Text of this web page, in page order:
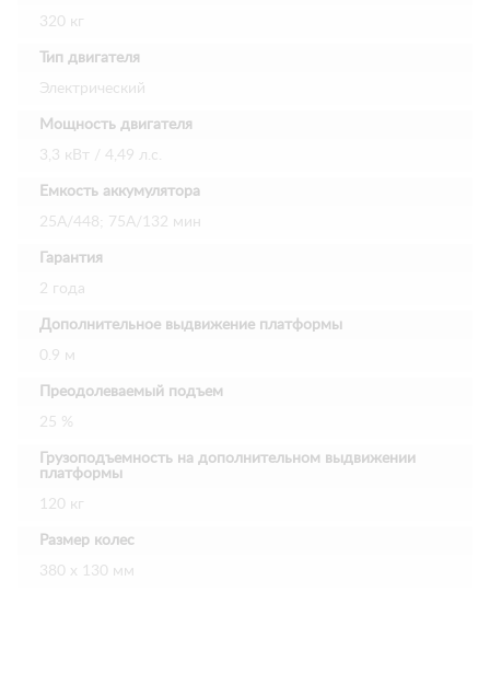
320 кг
Тип двигателя
Электрический
Мощность двигателя
3,3 кВт / 4,49 л.с.
Емкость аккумулятора
25А/448; 75А/132 мин
Гарантия
2 года
Дополнительное выдвижение платформы
0.9 м
Преодолеваемый подъем
25 %
Грузоподъемность на дополнительном выдвижении
платформы
120 кг
Размер колес
380 х 130 мм